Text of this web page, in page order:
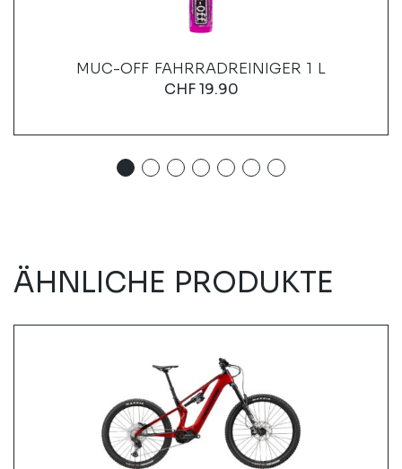
MUC-OFF FAHRRADREINIGER 1 L
CHF19.90
ÄHNLICHE PRODUKTE